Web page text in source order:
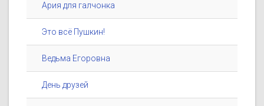
Ария для галчонка
Это всё Пушкин!
Ведьма Егоровна
День друзей